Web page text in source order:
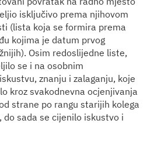
isključivo prema njihovom
(lista koja se formira prema
kojima je datum prvog
Osim redoslijedne liste,
se i na osobnim
znanju i zalaganju, koje
kroz svakodnevna ocjenjivanja
strane po rangu starijih kolega
sada se cijenilo iskustvo i